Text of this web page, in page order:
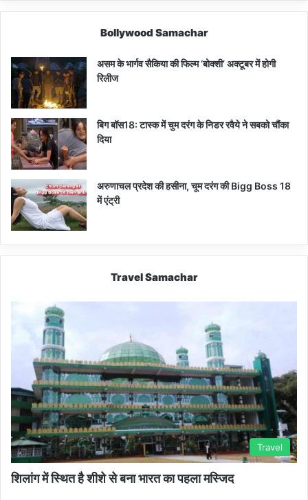
Bollywood Samachar
असम के भार्गव सैकिया की फिल्म ‘बोक्शी’ अक्टूबर में होगी
रिलीज
बिग बॉस18: टास्क में चुम दरंग के निडर रवैये ने सबको चौंका
दिया
अरुणाचल प्रदेश की हसीना, चूम दरंग की Bigg Boss 18
में एंट्री
Travel Samachar
Travel
शिलांग में स्थित है शीशे से बना भारत का पहला मस्जिद